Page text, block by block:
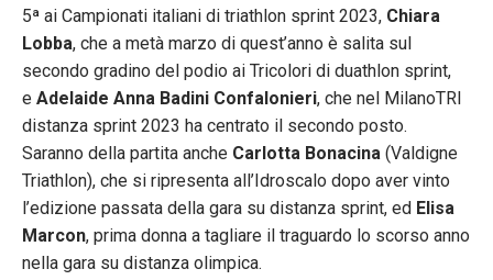
5ª ai Campionati italiani di triathlon sprint 2023, Chiara
Lobba, che a metà marzo di quest’anno è salita sul
secondo gradino del podio ai Tricolori di duathlon sprint,
e Adelaide Anna Badini Confalonieri, che nel MilanoTRI
distanza sprint 2023 ha centrato il secondo posto.
Saranno della partita anche Carlotta Bonacina (Valdigne
Triathlon), che si ripresenta all’Idroscalo dopo aver vinto
l’edizione passata della gara su distanza sprint, ed Elisa
Marcon, prima donna a tagliare il traguardo lo scorso anno
nella gara su distanza olimpica.